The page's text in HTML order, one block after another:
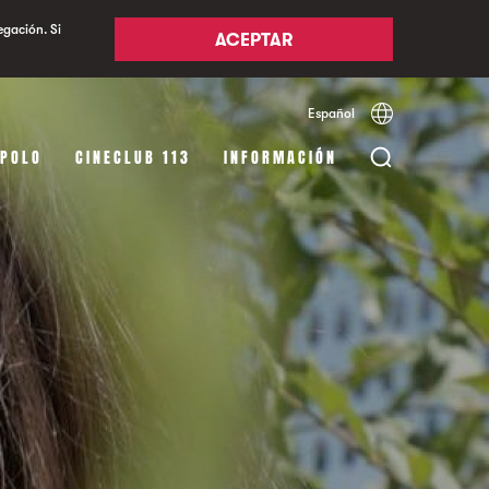
Si
ACEPTAR
Español Català English
CINECLUB 113 INFORMACIÓN